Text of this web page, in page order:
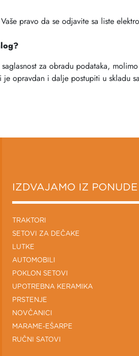
pravo da se odjavite sa liste
za obradu podataka,
opravdan i dalje postupiti u skladu
IZDVAJAMO IZ PONUDE
TRAKTORI
SETOVI ZA DEČAKE
LUTKE
AUTOMOBILI
POKLON SETOVI
UPOTREBNA KERAMIKA
PRSTENJE
NOVČANICI
MARAME-EŠARPE
RUČNI SATOVI